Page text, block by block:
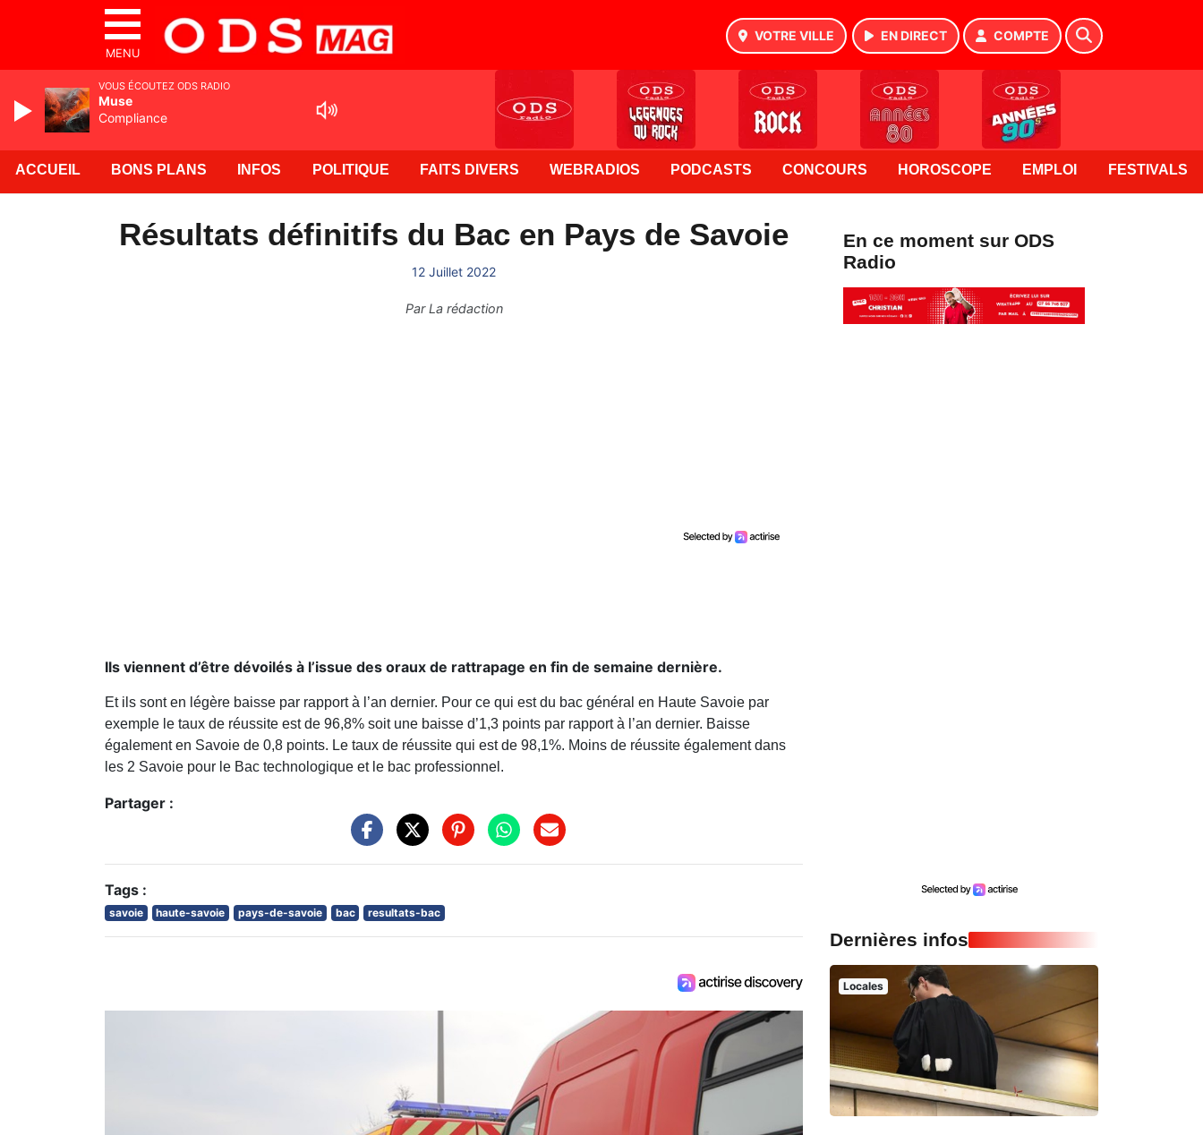
MENU
VOTRE VILLE EN DIRECT COMPTE
ACCUEIL BONS PLANS INFOS POLITIQUE FAITS DIVERS WEBRADIOS PODCASTS CONCOURS HOROSCOPE EMPLOI FESTIVALS
Résultats définitifs du Bac en Pays de Savoie
12 Juillet 2022
ParLa rédaction
Ils viennent d’être dévoilés à l’issue des oraux de rattrapage en fin de semaine dernière.
Et ils sont en légère baisse par rapport à l’an dernier. Pour ce qui est du bac général en Haute Savoie par
exemple le taux de réussite est de 96,8% soit une baisse d’1,3 points par rapport à l’an dernier. Baisse
également en Savoie de 0,8 points. Le taux de réussite qui est de 98,1%. Moins de réussite également dans
les 2 Savoie pour le Bac technologique et le bac professionnel.
Partager :
Tags :
savoie haute-savoie pays-de-savoie bac resultats-bac
En ce moment sur ODS
Radio
Dernières infos
Locales
VOUS ÉCOUTEZ ODS RADIO
Muse
Compliance